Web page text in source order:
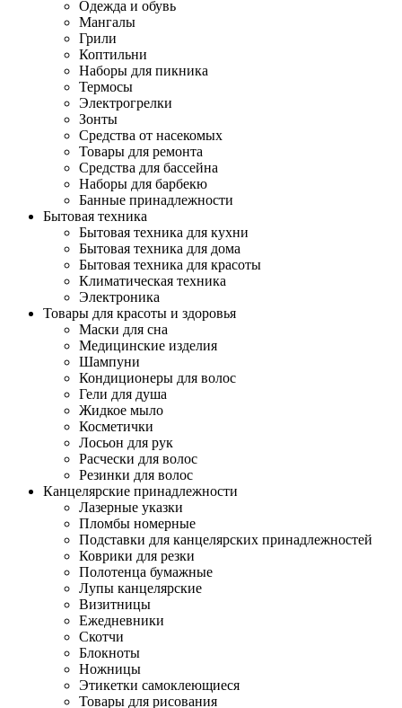
Одежда и обувь
Мангалы
Грили
Коптильни
Наборы для пикника
Термосы
Электрогрелки
Зонты
Средства от насекомых
Товары для ремонта
Средства для бассейна
Наборы для барбекю
Банные принадлежности
Бытовая техника
Бытовая техника для кухни
Бытовая техника для дома
Бытовая техника для красоты
Климатическая техника
Электроника
Товары для красоты и здоровья
Маски для сна
Медицинские изделия
Шампуни
Кондиционеры для волос
Гели для душа
Жидкое мыло
Косметички
Лосьон для рук
Расчески для волос
Резинки для волос
Канцелярские принадлежности
Лазерные указки
Пломбы номерные
Подставки для канцелярских принадлежностей
Коврики для резки
Полотенца бумажные
Лупы канцелярские
Визитницы
Ежедневники
Скотчи
Блокноты
Ножницы
Этикетки самоклеющиеся
Товары для рисования